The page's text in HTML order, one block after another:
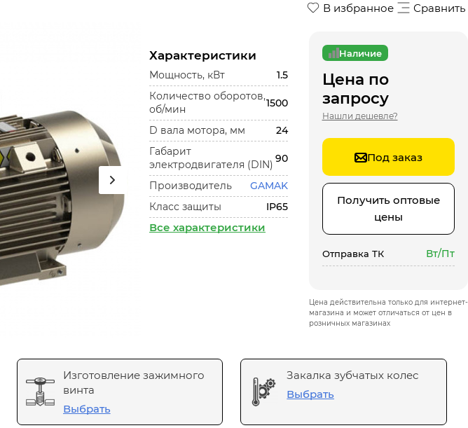
В избранное Сравнить
Характеристики
Мощность, кВт
1.5
Количество оборотов,
об/мин
1500
D вала мотора, мм
24
Габарит
электродвигателя (DIN)
90
Производитель
GAMAK
Класс защиты
IP65
Все характеристики
Наличие
Цена по
запросу
Нашли дешевле?
Под заказ
Получить оптовые
цены
Отправка ТК Вт/Пт
Цена действительна только для интернет-
магазина и может отличаться от цен в
розничных магазинах
Изготовление зажимного
винта
Выбрать
Закалка зубчатых колес
Выбрать